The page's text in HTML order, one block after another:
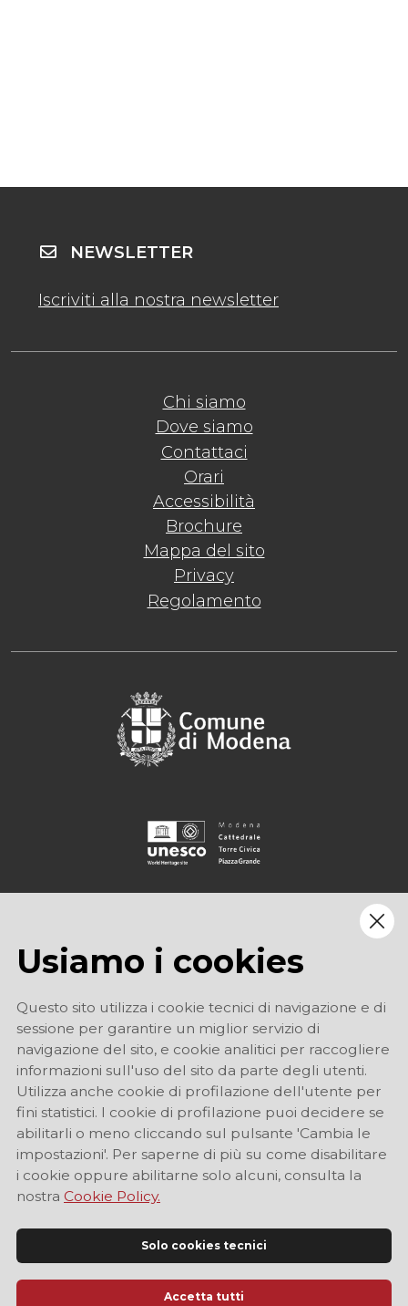
Chi siamo
Dove siamo
Contattaci
Orari
Accessibilità
Brochure
Mappa del sito
Privacy
Regolamento
NEWSLETTER
Iscriviti alla nostra newsletter
Sito Ufficiale di Informazione Turistica di Modena
Usiamo i cookies
Questo sito utilizza i cookie tecnici di navigazione e di
sessione per garantire un miglior servizio di
navigazione del sito, e cookie analitici per raccogliere
informazioni sull'uso del sito da parte degli utenti.
Utilizza anche cookie di profilazione dell'utente per
fini statistici. I cookie di profilazione puoi decidere se
abilitarli o meno cliccando sul pulsante 'Cambia le
impostazioni'. Per saperne di più su come disabilitare
i cookie oppure abilitarne solo alcuni, consulta la
nostra Cookie Policy.
Solo cookies tecnici
Accetta tutti